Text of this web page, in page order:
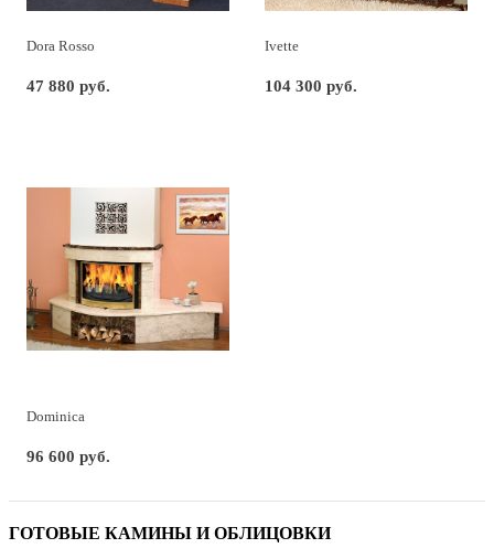
Dora Rosso
47 880 руб.
Ivette
104 300 руб.
Dominica
96 600 руб.
ГОТОВЫЕ КАМИНЫ И ОБЛИЦОВКИ